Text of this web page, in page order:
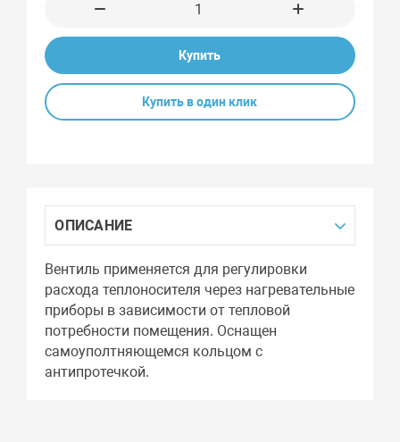
Купить
Купить в один клик
ОПИСАНИЕ
Вентиль применяется для регулировки
расхода теплоносителя через нагревательные
приборы в зависимости от тепловой
потребности помещения. Оснащен
самоуполтняющемся кольцом с
антипротечкой.